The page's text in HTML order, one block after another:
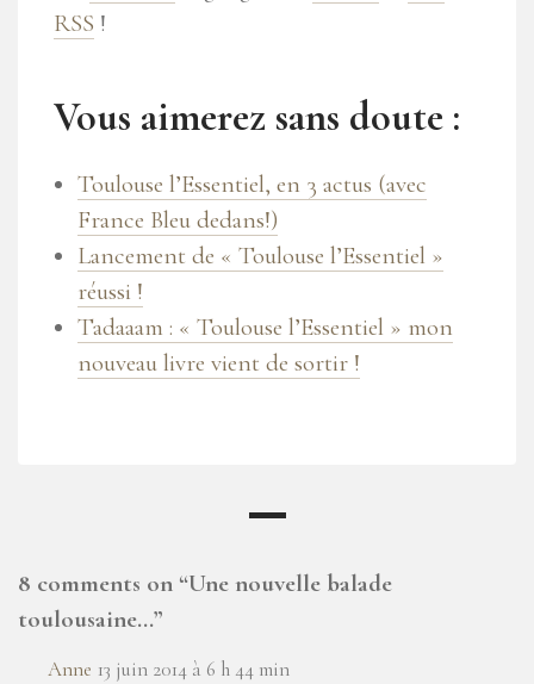
RSS !
Vous aimerez sans doute :
Toulouse l’Essentiel, en 3 actus (avec
France Bleu dedans!)
Lancement de « Toulouse l’Essentiel »
réussi !
Tadaaam : « Toulouse l’Essentiel » mon
nouveau livre vient de sortir !
8 comments on “Une nouvelle balade
toulousaine…”
Anne 13 juin 2014 à 6 h 44 min